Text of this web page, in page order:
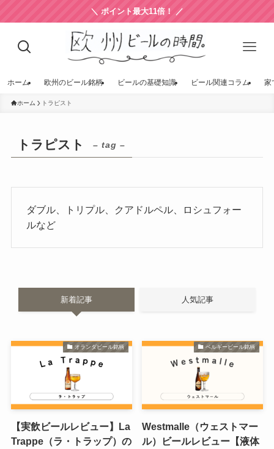
＼ ポイント最大11倍！ ／
ホーム 欧州のビール銘柄 ビールの基礎知識 ビール関連コラム 家
ホーム トラピスト
トラピスト – tag –
ダブル、トリプル、クアドルペル、ロシュフォー
ルなど
新着記事 人気記事
オランダビール銘柄
【実飲ビールレビュー】La
Trappe（ラ・トラップ）の
ベルギービール銘柄
Westmalle（ウェストマー
ル）ビールレビュー【液体